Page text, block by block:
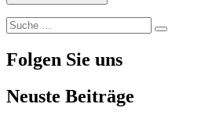
Suche
nach:
Suche
Folgen Sie uns
Neuste Beiträge